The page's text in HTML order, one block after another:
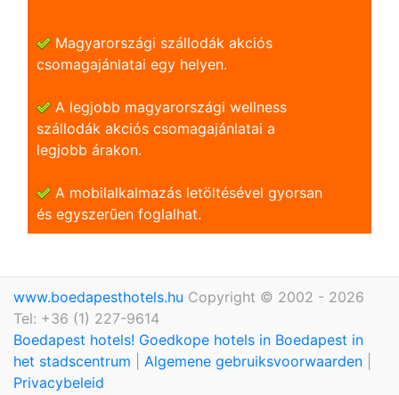
Magyarországi szállodák akciós
csomagajánlatai egy helyen.
A legjobb magyarországi wellness
szállodák akciós csomagajánlatai a
legjobb árakon.
A mobilalkalmazás letöltésével gyorsan
és egyszerũen foglalhat.
www.boedapesthotels.hu Copyright © 2002 - 2026
Tel: +36 (1) 227-9614
Boedapest hotels! Goedkope hotels in Boedapest in
het stadscentrum
Algemene gebruiksvoorwaarden
Privacybeleid